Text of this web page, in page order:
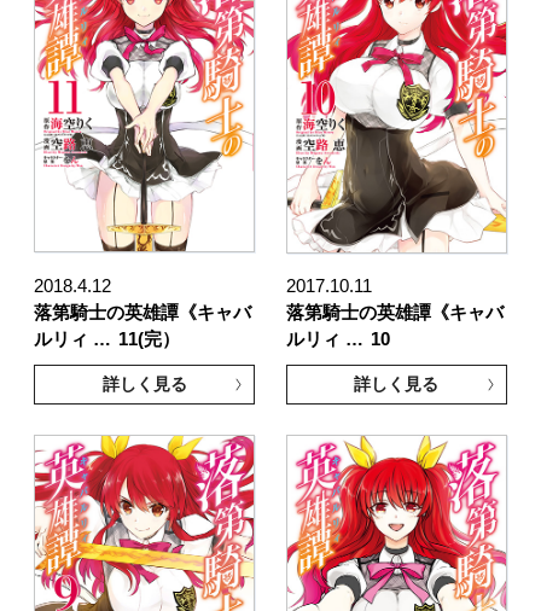
2018.4.12
落第騎士の英雄譚《キャバ
ルリィ … 11(完）
詳しく見る
2017.10.11
落第騎士の英雄譚《キャバ
ルリィ … 10
詳しく見る